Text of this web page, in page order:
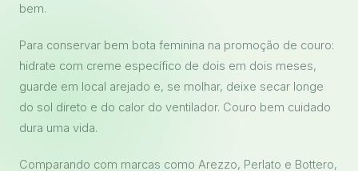
bem.
Para conservar bem bota feminina na promoção de couro:
hidrate com creme específico de dois em dois meses,
guarde em local arejado e, se molhar, deixe secar longe
do sol direto e do calor do ventilador. Couro bem cuidado
dura uma vida.
Comparando com marcas como Arezzo, Perlato e Bottero,